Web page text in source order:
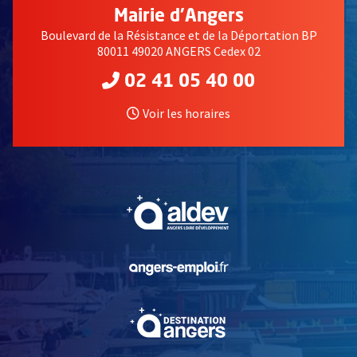
Mairie d'Angers
Boulevard de la Résistance et de la Déportation BP
80011 49020 ANGERS Cedex 02
02 41 05 40 00
Voir les horaires
, Ouvre une nouvelle